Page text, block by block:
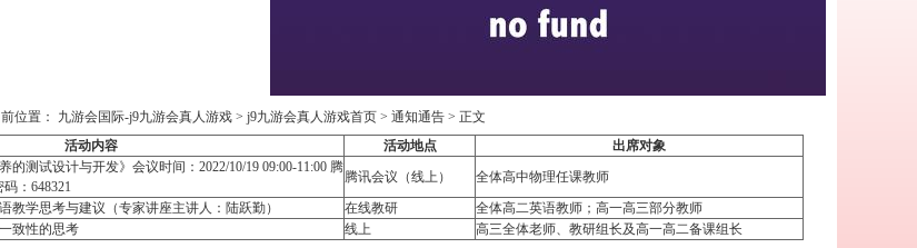
位置： 九游会国际-j9九游会真人游戏 > j9九游会真人游戏首页 > 通知通告 > 正文
活动内容 活动地点
出席对象
的测试设计与开发》会议时间：2022/10/19 09:00-11:00 腾
：648321
腾讯会议（线上）
全体高中物理任课教师
教学思考与建议（专家讲座主讲人：陆跃勤） 在线教研
全体高二英语教师；高一高三部分教师
致性的思考 线上 高三全体老师、教研组长及高一高二备课组长